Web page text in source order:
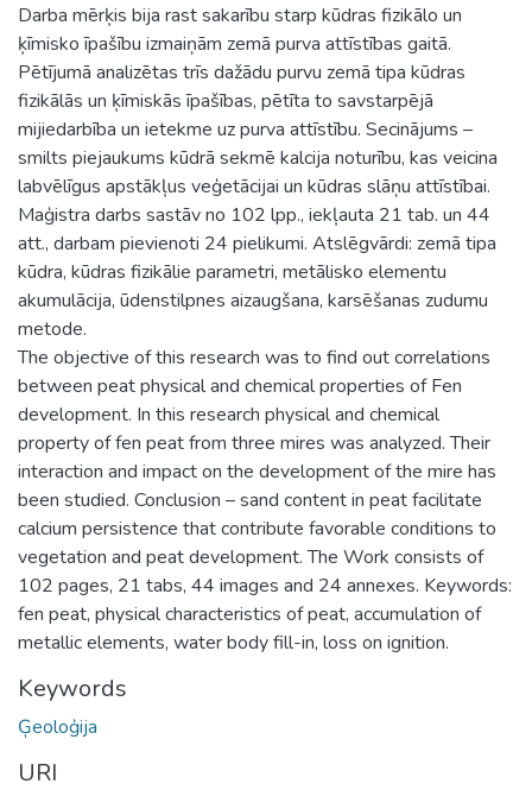
Darba mērķis bija rast sakarību starp kūdras fizikālo un
ķīmisko īpašību izmaiņām zemā purva attīstības gaitā.
Pētījumā analizētas trīs dažādu purvu zemā tipa kūdras
fizikālās un ķīmiskās īpašības, pētīta to savstarpējā
mijiedarbība un ietekme uz purva attīstību. Secinājums –
smilts piejaukums kūdrā sekmē kalcija noturību, kas veicina
labvēlīgus apstākļus veģetācijai un kūdras slāņu attīstībai.
Maģistra darbs sastāv no 102 lpp., iekļauta 21 tab. un 44
att., darbam pievienoti 24 pielikumi. Atslēgvārdi: zemā tipa
kūdra, kūdras fizikālie parametri, metālisko elementu
akumulācija, ūdenstilpnes aizaugšana, karsēšanas zudumu
metode.
The objective of this research was to find out correlations
between peat physical and chemical properties of Fen
development. In this research physical and chemical
property of fen peat from three mires was analyzed. Their
interaction and impact on the development of the mire has
been studied. Conclusion – sand content in peat facilitate
calcium persistence that contribute favorable conditions to
vegetation and peat development. The Work consists of
102 pages, 21 tabs, 44 images and 24 annexes. Keywords:
fen peat, physical characteristics of peat, accumulation of
metallic elements, water body fill-in, loss on ignition.
Keywords
Ģeoloģija
URI